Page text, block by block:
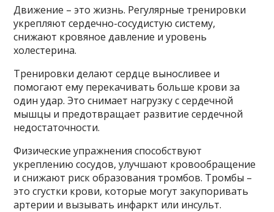
Движение – это жизнь. Регулярные тренировки
укрепляют сердечно-сосудистую систему,
снижают кровяное давление и уровень
холестерина.
Тренировки делают сердце выносливее и
помогают ему перекачивать больше крови за
один удар. Это снимает нагрузку с сердечной
мышцы и предотвращает развитие сердечной
недостаточности.
Физические упражнения способствуют
укреплению сосудов, улучшают кровообращение
и снижают риск образования тромбов. Тромбы –
это сгустки крови, которые могут закупоривать
артерии и вызывать инфаркт или инсульт.